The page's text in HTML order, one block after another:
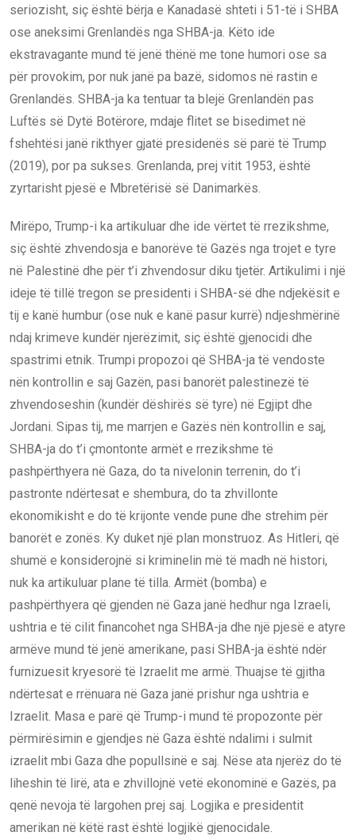
seriozisht, siç është bërja e Kanadasë shteti i 51-të i SHBA
ose aneksimi Grenlandës nga SHBA-ja. Këto ide
ekstravagante mund të jenë thënë me tone humori ose sa
për provokim, por nuk janë pa bazë, sidomos në rastin e
Grenlandës. SHBA-ja ka tentuar ta blejë Grenlandën pas
Luftës së Dytë Botërore, mdaje flitet se bisedimet në
fshehtësi janë rikthyer gjatë presidenës së parë të Trump
(2019), por pa sukses. Grenlanda, prej vitit 1953, është
zyrtarisht pjesë e Mbretërisë së Danimarkës.
Mirëpo, Trump-i ka artikuluar dhe ide vërtet të rrezikshme,
siç është zhvendosja e banorëve të Gazës nga trojet e tyre
në Palestinë dhe për t’i zhvendosur diku tjetër. Artikulimi i një
ideje të tillë tregon se presidenti i SHBA-së dhe ndjekësit e
tij e kanë humbur (ose nuk e kanë pasur kurrë) ndjeshmërinë
ndaj krimeve kundër njerëzimit, siç është gjenocidi dhe
spastrimi etnik. Trumpi propozoi që SHBA-ja të vendoste
nën kontrollin e saj Gazën, pasi banorët palestinezë të
zhvendoseshin (kundër dëshirës së tyre) në Egjipt dhe
Jordani. Sipas tij, me marrjen e Gazës nën kontrollin e saj,
SHBA-ja do t’i çmontonte armët e rrezikshme të
pashpërthyera në Gaza, do ta nivelonin terrenin, do t’i
pastronte ndërtesat e shembura, do ta zhvillonte
ekonomikisht e do të krijonte vende pune dhe strehim për
banorët e zonës. Ky duket një plan monstruoz. As Hitleri, që
shumë e konsiderojnë si kriminelin më të madh në histori,
nuk ka artikuluar plane të tilla. Armët (bomba) e
pashpërthyera që gjenden në Gaza janë hedhur nga Izraeli,
ushtria e të cilit financohet nga SHBA-ja dhe një pjesë e atyre
armëve mund të jenë amerikane, pasi SHBA-ja është ndër
furnizuesit kryesorë të Izraelit me armë. Thuajse të gjitha
ndërtesat e rrënuara në Gaza janë prishur nga ushtria e
Izraelit. Masa e parë që Trump-i mund të propozonte për
përmirësimin e gjendjes në Gaza është ndalimi i sulmit
izraelit mbi Gaza dhe popullsinë e saj. Nëse ata njerëz do të
liheshin të lirë, ata e zhvillojnë vetë ekonominë e Gazës, pa
qenë nevoja të largohen prej saj. Logjika e presidentit
amerikan në këtë rast është logjikë gjenocidale.